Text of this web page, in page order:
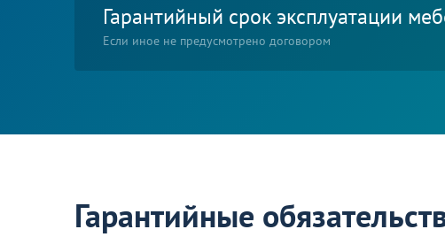
Мебель для хранения
Комплектующие
Комнаты
Гарантийный срок эксплуатации
Если иное не предусмотрено договором
Гарантийные